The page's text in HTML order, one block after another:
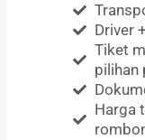
Driver
Tiket
pilihan
Harga